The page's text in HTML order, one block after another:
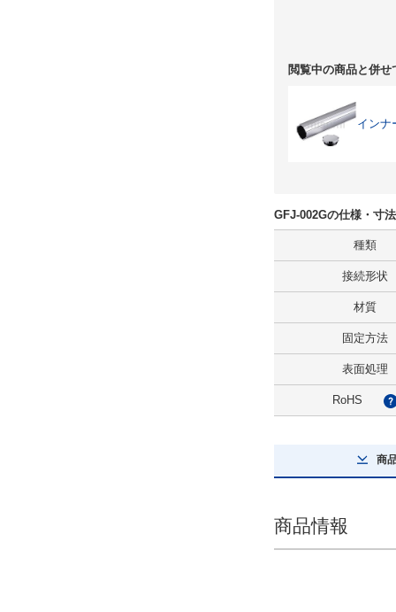
閲覧中の商品と併
インナ
GFJ-002Gの仕様・寸
種類
接続形状
材質
固定方法
表面処理
RoHS
商
商品情報